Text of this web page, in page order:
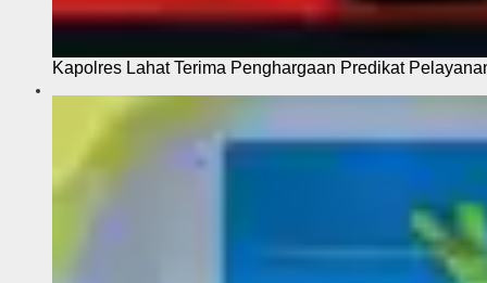
Kapolres Lahat Terima Penghargaan Predikat